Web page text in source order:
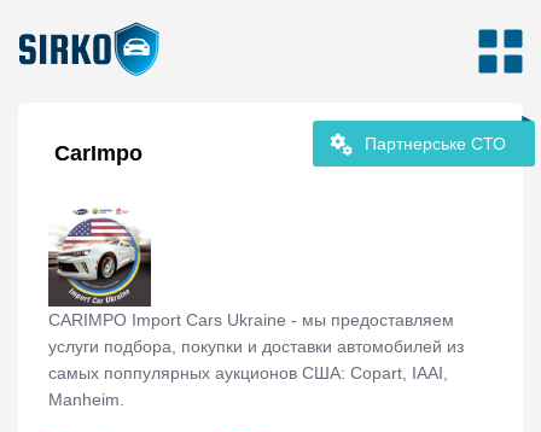
Партнерське СТО
CarImpo
CARIMPO Import Cars Ukraine - мы предоставляем
услуги подбора, покупки и доставки автомобилей из
самых поппулярных аукционов США: Copart, IAAI,
Manheim.